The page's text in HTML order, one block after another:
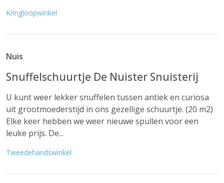
Kringloopwinkel
Nuis
Snuffelschuurtje De Nuister Snuisterij
U kunt weer lekker snuffelen tussen antiek en curiosa
uit grootmoederstijd in ons gezellige schuurtje. (20 m2)
Elke keer hebben we weer nieuwe spullen voor een
leuke prijs. De...
Tweedehandswinkel